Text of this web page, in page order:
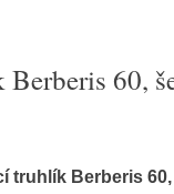
60,
truhlík Berberis